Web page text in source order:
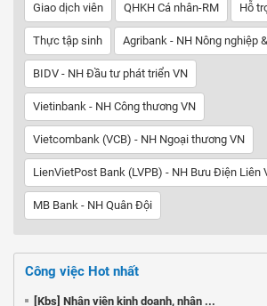
Giao dịch viên QHKH Cá nhân-RM Hỗ
Thực tập sinh Agribank - NH Nông nghiệp
BIDV - NH Đầu tư phát triển VN
Vietinbank - NH Công thương VN
Vietcombank (VCB) - NH Ngoại thương VN
LienVietPost Bank (LVPB) - NH Bưu Điện Liên
MB Bank - NH Quân Đội
Công việc Hot nhất
[Kbs] Nhân viên kinh doanh, nhân ...